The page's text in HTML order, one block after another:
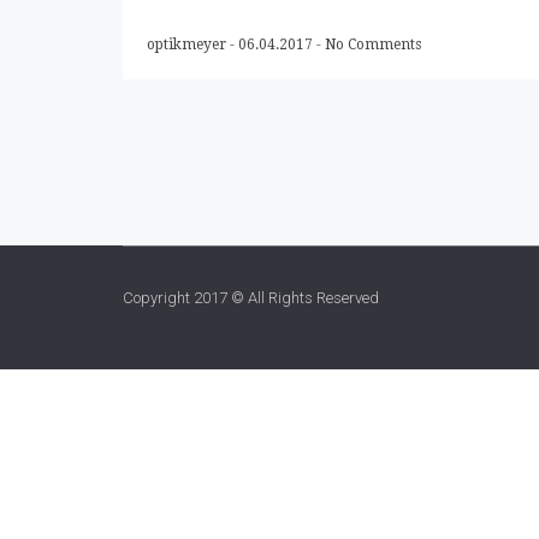
optikmeyer - 06.04.2017 - No Comments
Copyright 2017 © All Rights Reserved